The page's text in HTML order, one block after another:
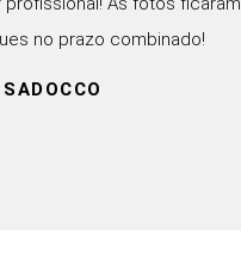
no prazo combinado!